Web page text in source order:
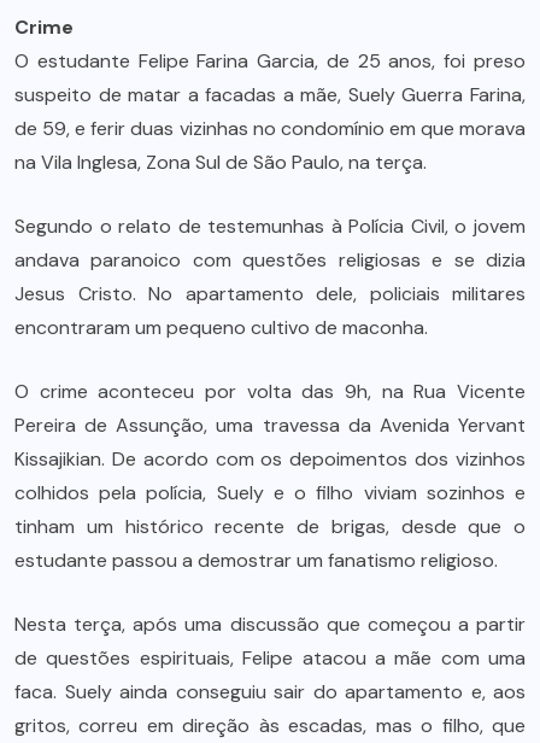
Crime
O estudante Felipe Farina Garcia, de 25 anos, foi preso
suspeito de matar a facadas a mãe, Suely Guerra Farina,
de 59, e ferir duas vizinhas no condomínio em que morava
na Vila Inglesa, Zona Sul de São Paulo, na terça.
Segundo o relato de testemunhas à Polícia Civil, o jovem
andava paranoico com questões religiosas e se dizia
Jesus Cristo. No apartamento dele, policiais militares
encontraram um pequeno cultivo de maconha.
O crime aconteceu por volta das 9h, na Rua Vicente
Pereira de Assunção, uma travessa da Avenida Yervant
Kissajikian. De acordo com os depoimentos dos vizinhos
colhidos pela polícia, Suely e o filho viviam sozinhos e
tinham um histórico recente de brigas, desde que o
estudante passou a demostrar um fanatismo religioso.
Nesta terça, após uma discussão que começou a partir
de questões espirituais, Felipe atacou a mãe com uma
faca. Suely ainda conseguiu sair do apartamento e, aos
gritos, correu em direção às escadas, mas o filho, que